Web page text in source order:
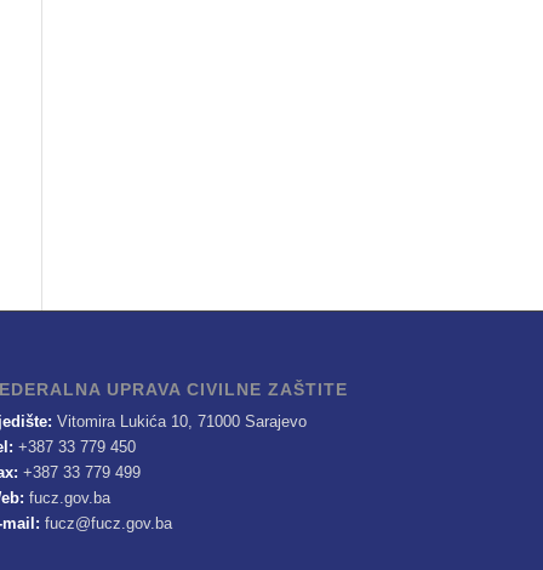
UPRAVA CIVILNE ZAŠTITE
Vitomira Lukića 10, 71000 Sarajevo
+387 33 779 450
+387 33 779 499
fucz.gov.ba
mail: fucz@fucz.gov.ba